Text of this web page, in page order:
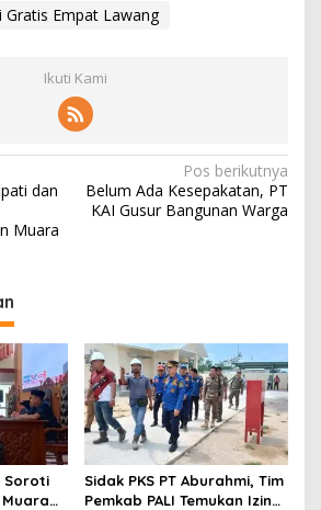
Empat Lawang
Ikuti Kami
dan
Muara
Pos berikutnya
Belum Ada Kesepakatan, PT
KAI Gusur Bangunan Warga
Soroti
Muara
Sidak PKS PT Aburahmi, Tim
Pemkab PALI Temukan Izin